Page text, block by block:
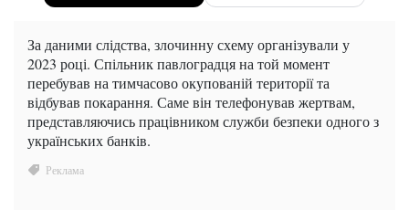
За даними слідства, злочинну схему організували у
2023 році. Спільник павлоградця на той момент
перебував на тимчасово окупованій території та
відбував покарання. Саме він телефонував жертвам,
представляючись працівником служби безпеки одного з
українських банків.